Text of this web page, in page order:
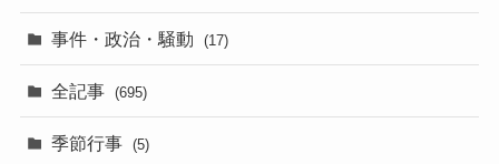
事件・政治・騒動 (17)
全記事 (695)
季節行事 (5)